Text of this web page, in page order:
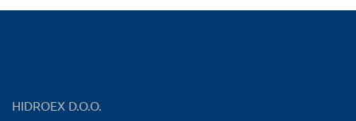
HIDROEX D.O.O.